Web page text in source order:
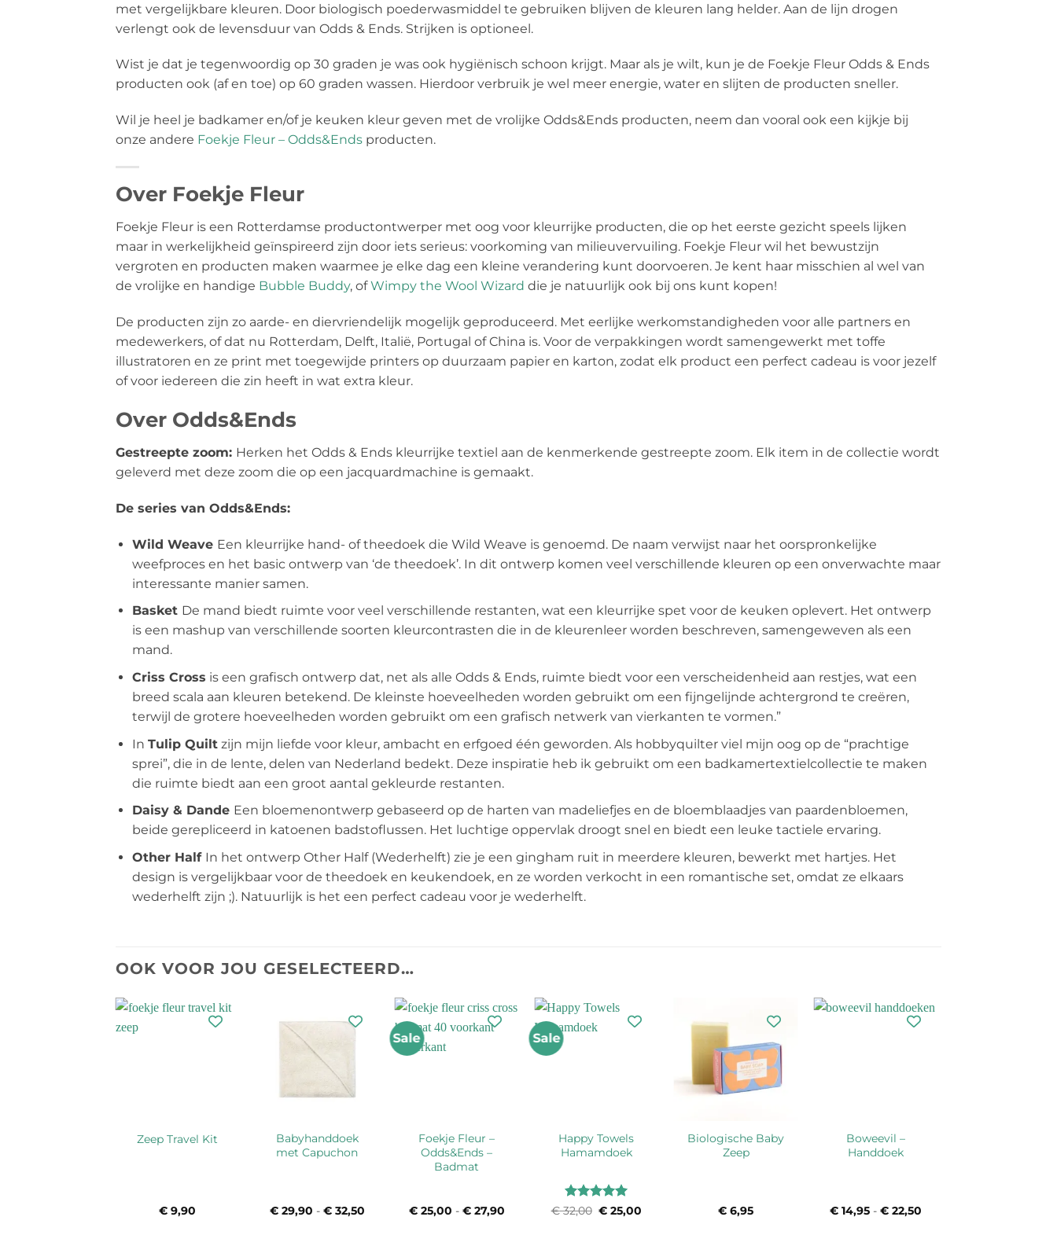
met vergelijkbare kleuren. Door biologisch poederwasmiddel te gebruiken blijven de kleuren lang helder. Aan de lijn drogen
verlengt ook de levensduur van Odds & Ends. Strijken is optioneel.
Wist je dat je tegenwoordig op 30 graden je was ook hygiënisch schoon krijgt. Maar als je wilt, kun je de Foekje Fleur Odds & Ends
producten ook (af en toe) op 60 graden wassen. Hierdoor verbruik je wel meer energie, water en slijten de producten sneller.
Wil je heel je badkamer en/of je keuken kleur geven met de vrolijke Odds&Ends producten, neem dan vooral ook een kijkje bij
onze andere Foekje Fleur – Odds&Ends producten.
Over Foekje Fleur
Foekje Fleur is een Rotterdamse productontwerper met oog voor kleurrijke producten, die op het eerste gezicht speels lijken
maar in werkelijkheid geïnspireerd zijn door iets serieus: voorkoming van milieuvervuiling. Foekje Fleur wil het bewustzijn
vergroten en producten maken waarmee je elke dag een kleine verandering kunt doorvoeren. Je kent haar misschien al wel van
de vrolijke en handige Bubble Buddy, ofWimpy the Wool Wizard die je natuurlijk ook bij ons kunt kopen!
De producten zijn zo aarde- en diervriendelijk mogelijk geproduceerd. Met eerlijke werkomstandigheden voor alle partners en
medewerkers, of dat nu Rotterdam, Delft, Italië, Portugal of China is. Voor de verpakkingen wordt samengewerkt met toffe
illustratoren en ze print met toegewijde printers op duurzaam papier en karton, zodat elk product een perfect cadeau is voor jezelf
of voor iedereen die zin heeft in wat extra kleur.
Over Odds&Ends
Gestreepte zoom: Herken het Odds & Ends kleurrijke textiel aan de kenmerkende gestreepte zoom. Elk item in de collectie wordt
geleverd met deze zoom die op een jacquardmachine is gemaakt.
De series van Odds&Ends:
Wild Weave Een kleurrijke hand- of theedoek die Wild Weave is genoemd. De naam verwijst naar het oorspronkelijke
weefproces en het basic ontwerp van ‘de theedoek’. In dit ontwerp komen veel verschillende kleuren op een onverwachte maar
interessante manier samen.
Basket De mand biedt ruimte voor veel verschillende restanten, wat een kleurrijke spet voor de keuken oplevert. Het ontwerp
is een mashup van verschillende soorten kleurcontrasten die in de kleurenleer worden beschreven, samengeweven als een
mand.
Criss Cross is een grafisch ontwerp dat, net als alle Odds & Ends, ruimte biedt voor een verscheidenheid aan restjes, wat een
breed scala aan kleuren betekend. De kleinste hoeveelheden worden gebruikt om een fijngelijnde achtergrond te creëren,
terwijl de grotere hoeveelheden worden gebruikt om een grafisch netwerk van vierkanten te vormen.”
In Tulip Quiltzijn mijn liefde voor kleur, ambacht en erfgoed één geworden. Als hobbyquilter viel mijn oog op de “prachtige
sprei”, die in de lente, delen van Nederland bedekt. Deze inspiratie heb ik gebruikt om een badkamertextielcollectie te maken
die ruimte biedt aan een groot aantal gekleurde restanten.
Daisy & Dande Een bloemenontwerp gebaseerd op de harten van madeliefjes en de bloemblaadjes van paardenbloemen,
beide gerepliceerd in katoenen badstoflussen. Het luchtige oppervlak droogt snel en biedt een leuke tactiele ervaring.
Other Half In het ontwerp Other Half (Wederhelft) zie je een gingham ruit in meerdere kleuren, bewerkt met hartjes. Het
design is vergelijkbaar voor de theedoek en keukendoek, en ze worden verkocht in een romantische set, omdat ze elkaars
wederhelft zijn ;). Natuurlijk is het een perfect cadeau voor je wederhelft.
OOK VOOR JOU GESELECTEERD…
Zeep Travel Kit
€ 9,90
Babyhanddoek
met Capuchon
€29,90 - €32,50 Prijsklasse:
Sale
Foekje Fleur –
Odds&Ends –
Badmat
€25,00 - €27,90 Prijsklasse:
Sale
Happy Towels
Hamamdoek
Waardering
€32,00 Oorspronkelijke
€25,00
Biologische Baby
Zeep
€ 6,95
Boweevil –
Handdoek
€14,95 - €22,50